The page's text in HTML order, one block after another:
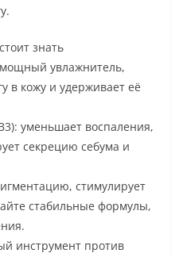
знать
увлажнитель,
в кожу и удерживает её
уменьшает воспаления,
секрецию себума и
стимулирует
стабильные формулы,
инструмент против